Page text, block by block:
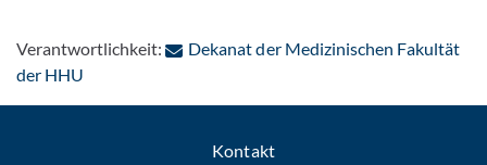
Verantwortlichkeit:
Dekanat der Medizinischen Fakultät
der HHU
Kontakt